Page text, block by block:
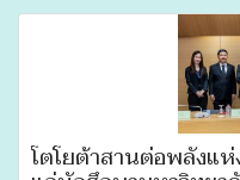
โตโยต้าสานต่อพลังแ